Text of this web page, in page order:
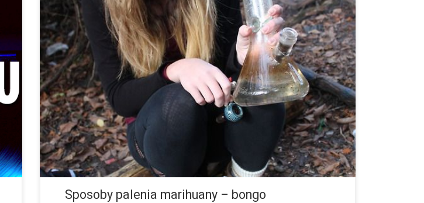
Faworyzowana forma palenia marihuany to zdecydowanie bongo. W bongo można
napychać nie tylko marihuanę, ale i też inne zioła. Najpierw są one spalane, a potem
powstały dym zostaje schłodzony i, […]
Sposoby palenia marihuany – bongo